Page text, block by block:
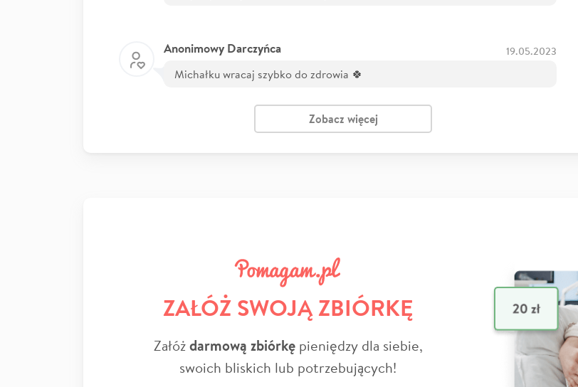
Anonimowy Darczyńca 19.05.2023
Michałku wracaj szybko do zdrowia 🍀
Zobacz więcej
ZAŁÓŻ SWOJĄ ZBIÓRKĘ
Załóżdarmową zbiórkępieniędzy dla siebie,
swoich bliskich lub potrzebujących!